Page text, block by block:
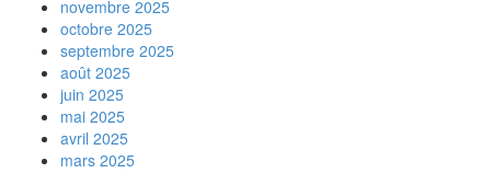
novembre 2025
octobre 2025
septembre 2025
août 2025
juin 2025
mai 2025
avril 2025
mars 2025